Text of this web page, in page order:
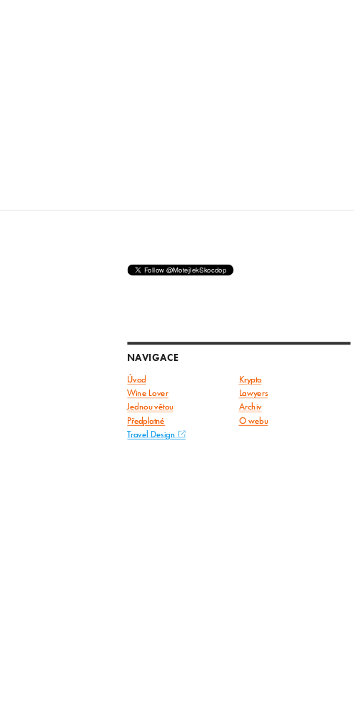
NAVIGACE
Úvod Krypto
Wine Lover
Lawyers
Jednou větou
Archiv
Předplatné O webu
Travel Design